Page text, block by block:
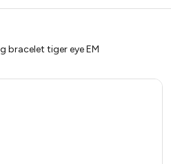
bracelet tiger eye EM